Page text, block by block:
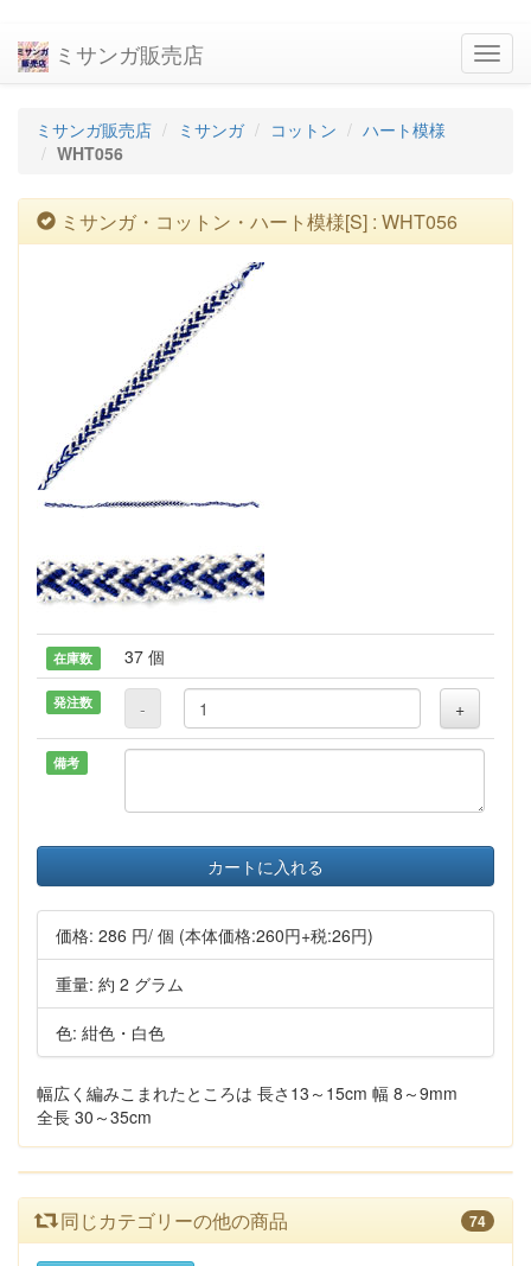
ミサンガ販売店
ミサンガ販売店 ミサンガ コットン
ハート模様
WHT056
ミサンガ・コットン・ハート模様[S] : WHT056
在庫数 37 個
発注数 - +
備考
カートに入れる
価格: 286 円/ 個 (本体価格:260円+税:26円)
重量: 約 2 グラム
色: 紺色・白色
幅広く編みこまれたところは 長さ13～15cm 幅 8～9mm
全長 30～35cm
同じカテゴリーの他の商品 74